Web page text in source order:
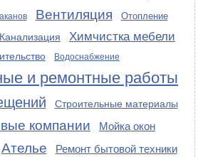
Вентиляция
Отопление
Канализация Химчистка мебели
Водоснабжение
и ремонтные работы
Строительные материалы
компании Мойка окон
Ателье Ремонт бытовой техники